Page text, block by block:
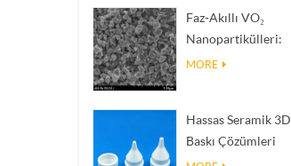
Dolgu Malzemeleri
Faz-Akıllı VO₂
Nanopartikülleri:
Akıllı Termal Tepki,
MORE
Hassas Seramik 3D
Baskı Çözümleri
imkânsız yapıları